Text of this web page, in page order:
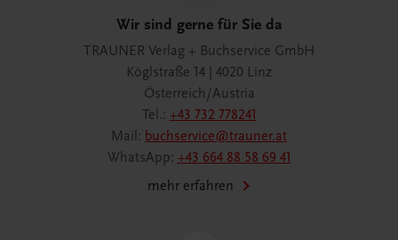
Wir sind gerne für Sie da
TRAUNER Verlag + Buchservice GmbH
Köglstraße 14 | 4020 Linz
Österreich/Austria
Tel.: +43 732 778241
Mail: buchservice@trauner.at
WhatsApp: +43 664 88 58 69 41
mehr erfahren